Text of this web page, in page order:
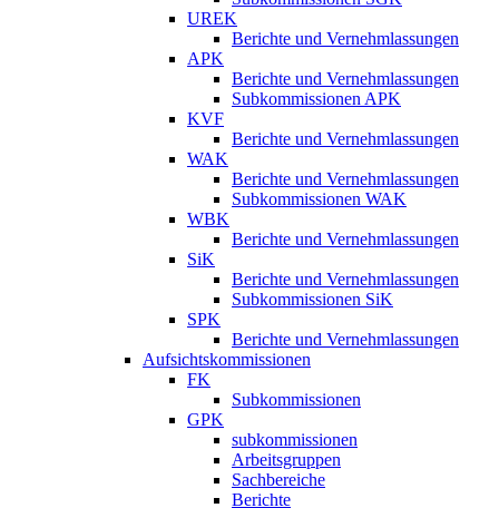
UREK
Berichte und Vernehmlassungen
APK
Berichte und Vernehmlassungen
Subkommissionen APK
KVF
Berichte und Vernehmlassungen
WAK
Berichte und Vernehmlassungen
Subkommissionen WAK
WBK
Berichte und Vernehmlassungen
SiK
Berichte und Vernehmlassungen
Subkommissionen SiK
SPK
Berichte und Vernehmlassungen
Aufsichtskommissionen
FK
Subkommissionen
GPK
subkommissionen
Arbeitsgruppen
Sachbereiche
Berichte